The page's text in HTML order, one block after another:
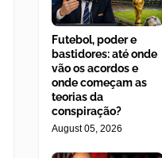
Futebol, poder e
bastidores: até onde
vão os acordos e
onde começam as
teorias da
conspiração?
August 05, 2026